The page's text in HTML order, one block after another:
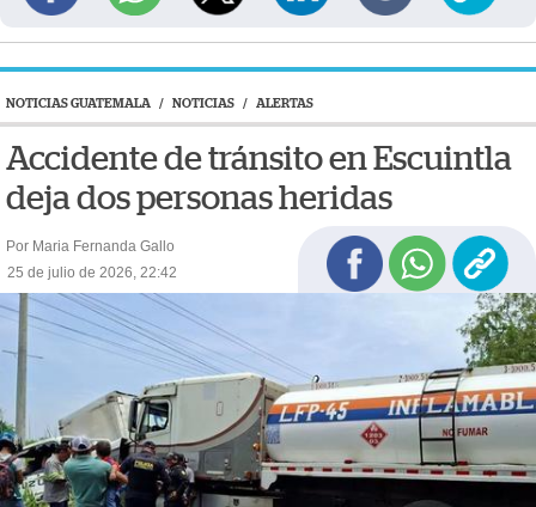
NOTICIAS GUATEMALA / NOTICIAS / ALERTAS
Accidente de tránsito en Escuintla
deja dos personas heridas
Por Maria Fernanda Gallo
25 de julio de 2026, 22:42